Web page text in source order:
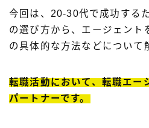
今回は、20-30代で成功する
の選び方から、エージェント
の具体的な方法などについて
転職活動において、転職エー
パートナーです。